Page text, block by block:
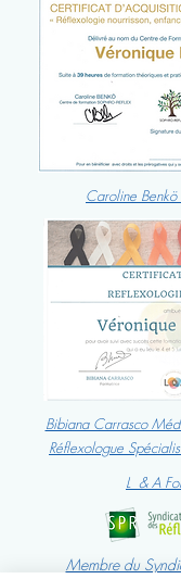
Caroline Benkö
Bibiana Carrasco
Réflexologue
L & A
Membre du